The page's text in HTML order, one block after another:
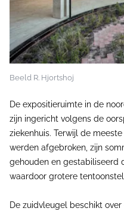
Beeld R. Hjortshoj
De expositieruimte in de
zijn ingericht volgens de
ziekenhuis. Terwijl de
werden afgebroken, zijn
gehouden en gestabiliseerd
waardoor grotere
De zuidvleugel beschikt